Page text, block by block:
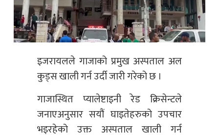
इजरायलले गाजाको प्रमुख अस्पताल अल
कुड्स खाली गर्न उर्दी जारी गरेको छ ।
गाजास्थित प्यालेष्टाइनी रेड क्रिसेन्टले
जनाएअनुसार सयौं घाइतेहरुको उपचार
भइरहेको उक्त अस्पताल खाली गर्न